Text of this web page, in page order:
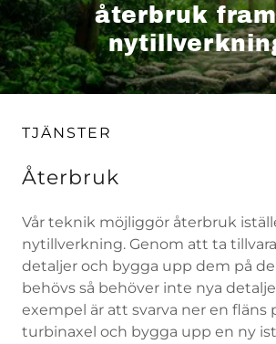
återbruk
TJÄNSTER
Återbruk
Vår teknik möjliggör återbruk
nytillverkning. Genom att ta
detaljer och bygga upp dem på
behövs så behöver inte nya
exempel är att svarva ner en fläns
turbinaxel och bygga upp en ny